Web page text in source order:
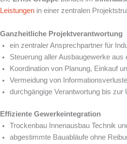
Leistungen in einer zentralen
Ganzheitliche Projektverantwortung
ein zentraler Ansprechpartner für
Steuerung aller Ausbaugewerke aus
Koordination von Planung, Einkauf
Vermeidung von
durchgängige Verantwortung bis zur
Effiziente Gewerkeintegration
Trockenbau Innenausbau Technik
abgestimmte Bauabläufe ohne